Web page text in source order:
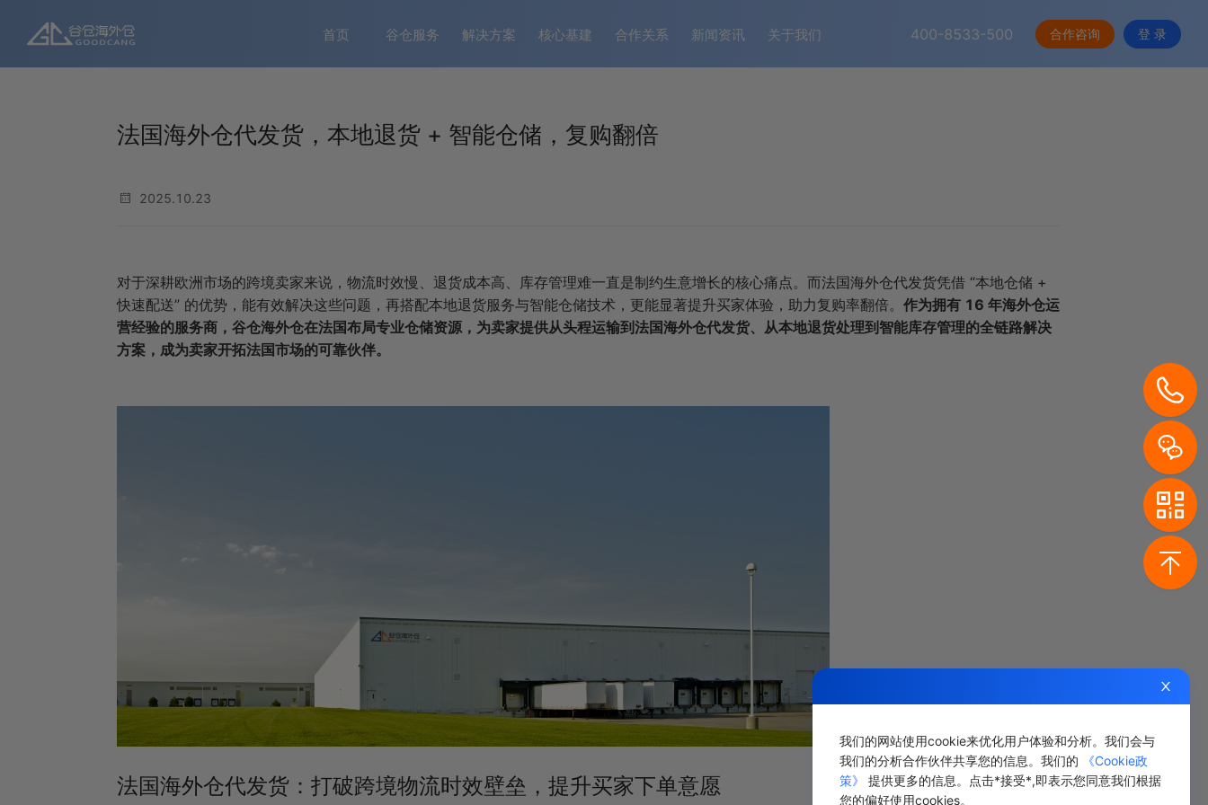
我们的网站使用cookie来优化用户体验和分析。我们会与
我们的分析合作伙伴共享您的信息。我们的
《Cookie政
策》
提供更多的信息。点击*接受*,即表示您同意我们根据
您的偏好使用cookies。
首页 谷仓服务 解决方案 核心基建 合作关系 新闻资讯 关于我们 400-8533-500 合作咨询 登 录
法国海外仓代发货，本地退货 + 智能仓储，复购翻倍
2025.10.23
对于深耕欧洲市场的跨境卖家来说，物流时效慢、退货成本高、库存管理难一直是制约生意增长的核心痛点。而法国海外仓代发货凭借 “本地仓储 +
快速配送” 的优势，能有效解决这些问题，再搭配本地退货服务与智能仓储技术，更能显著提升买家体验，助力复购率翻倍。 作为拥有 16 年海外仓运
营经验的服务商，谷仓海外仓在法国布局专业仓储资源，为卖家提供从头程运输到法国海外仓代发货、从本地退货处理到智能库存管理的全链路解决
方案，成为卖家开拓法国市场的可靠伙伴。
法国海外仓代发货：打破跨境物流时效壁垒，提升买家下单意愿